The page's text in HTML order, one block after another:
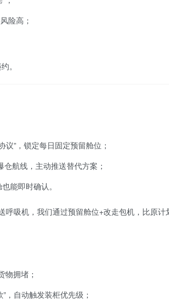
险高；
。
议”，锁定每日固定预留舱位；
航线，主动推送替代方案；
能即时确认。
呼吸机，我们通过预留舱位+改走包机，比原计
物拥堵；
，自动触发装柜优先级；